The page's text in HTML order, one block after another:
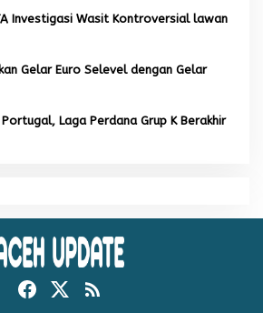
Investigasi Wasit Kontroversial lawan
Gelar Euro Selevel dengan Gelar
Laga Perdana Grup K Berakhir